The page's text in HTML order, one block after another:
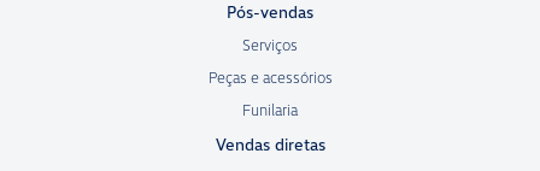
Pós-vendas
Serviços
Peças e acessórios
Funilaria
Vendas diretas